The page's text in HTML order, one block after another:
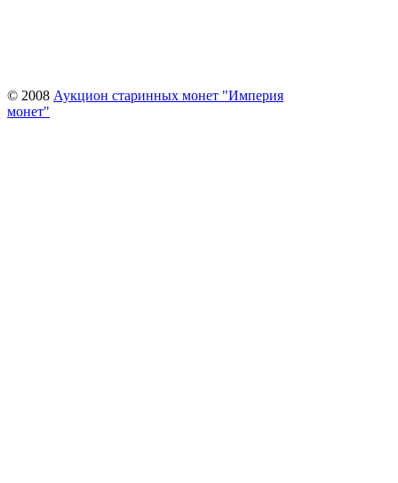
© 2008 Аукцион старинных монет "Империя
монет"